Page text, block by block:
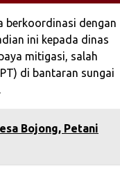
berkoordinasi dengan
ini kepada dinas
mitigasi, salah
di bantaran sungai
Bojong, Petani